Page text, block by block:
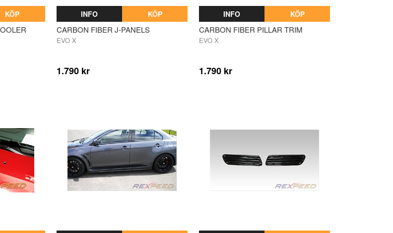
KÖP INFO KÖP
CARBON FIBER J-PANELS
EVO X
1.790 kr
INFO KÖP
CARBON FIBER PILLAR TRIM
EVO X
1.790 kr